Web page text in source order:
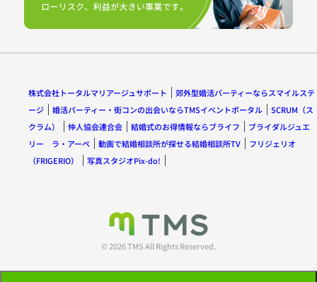
株式会社トータルマリアージュサポート
郊外型婚活パーティーならスマイルステ
ージ
婚活パーティー・街コンの出会いならTMSイベントポータル
SCRUM（ス
クラム）
仲人協会連合会 結婚式のお得情報ならブライフ
ブライダルジュエ
リー ラ・アーペ
動画で結婚相談所が探せる結婚相談所TV
フリジェリオ
（FRIGERIO）
写真スタジオPix-do!
© 2026 TMS All Rights Reserved.